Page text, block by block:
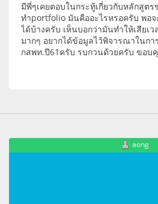
มีพี่ๆเคยตอบในกระทู้เกี่ยวกับหลักสูต
ทำportfolio มันคืออะไรหรอครับ พอ
ได้บ้างครับ เห็นบอกว่ามันทำให้เสียเ
มากๆ อยากได้ข้อมูลไว้พิจารณาในกา
กสพท.ปี61ครับ รบกวนด้วยครับ ขอบ
aong